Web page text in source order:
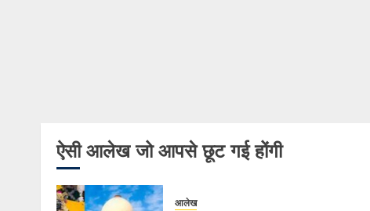
ऐसी आलेख जो आपसे छूट गई होंगी
आलेख